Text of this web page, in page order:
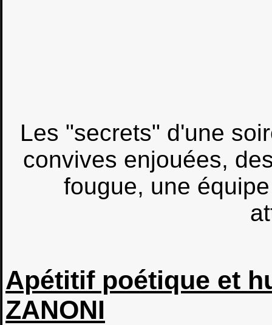
Les "secrets" d'une
convives enjouées,
fougue, une
Apétitif poétique et
ZANONI